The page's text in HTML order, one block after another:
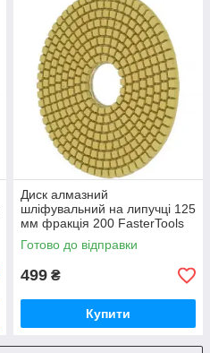
Диск алмазний
шліфувальний на липучці 125
мм фракція 200 FasterTools
(Е7147)
Готово до відправки
499 ₴
Купити